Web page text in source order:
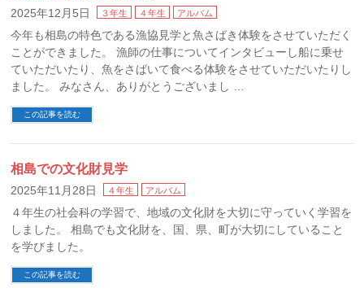
2025年12月5日 ３年生 ４年生 アルバム
今年も相島の特色である漁協見学と魚さばき体験をさせていただく
ことができました。 漁師の仕事についてインタビューし船に乗せ
ていただいたり、魚をさばいて食べる体験をさせていただいたりし
ました。 みなさん、ありがとうございまし …
この記事を読む
相島での文化財見学
2025年11月28日 ４年生 アルバム
４年生の社会科の学習で、地域の文化財を大切に守っていく学習を
しました。 相島でも文化財を、国、県、町が大切にしていること
を学びました。
この記事を読む